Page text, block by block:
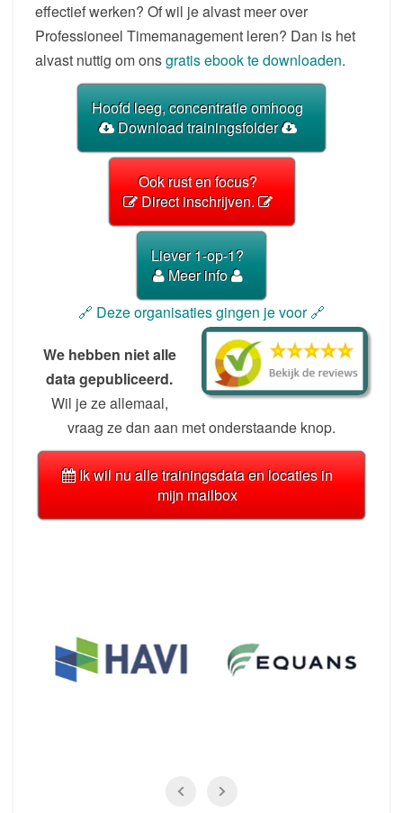
effectief werken? Of wil je alvast meer over
Professioneel Timemanagement leren? Dan is het
alvast nuttig om onsgratis ebook te downloaden.
Hoofd leeg, concentratie omhoog
Download trainingsfolder
Ook rust en focus?
Direct inschrijven.
Liever 1-op-1?
Meer info
🔗 Deze organisaties gingen je voor 🔗
We hebben niet alle
data gepubliceerd.
Wil je ze allemaal,
vraag ze dan aan met onderstaande knop.
Ik wil nu alle trainingsdata en locaties in
mijn mailbox